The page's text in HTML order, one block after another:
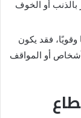
بالذنب أو الخوف
وقويًا، فقد يكون
أو المواقف